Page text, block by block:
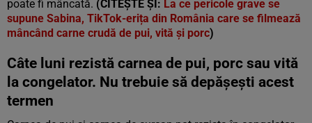
poate fi mâncată. (CITEȘTE ȘI: La ce pericole grave se
supune Sabina, TikTok-erița din România care se filmează
mâncând carne crudă de pui, vită și porc)
Câte luni rezistă carnea de pui, porc sau vită
la congelator. Nu trebuie să depășești acest
termen